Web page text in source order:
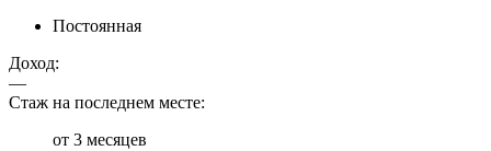
Постоянная
Доход:
—
Стаж на последнем месте:
от 3 месяцев